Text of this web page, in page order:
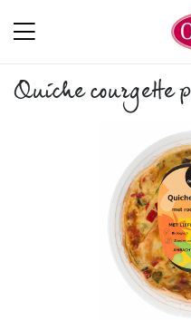
Quiche courgette